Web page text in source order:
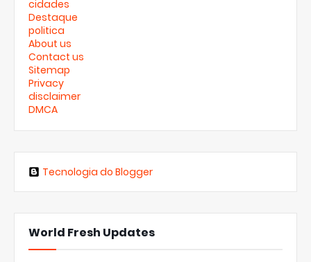
cidades
Destaque
politica
About us
Contact us
Sitemap
Privacy
disclaimer
DMCA
Tecnologia do Blogger
World Fresh Updates